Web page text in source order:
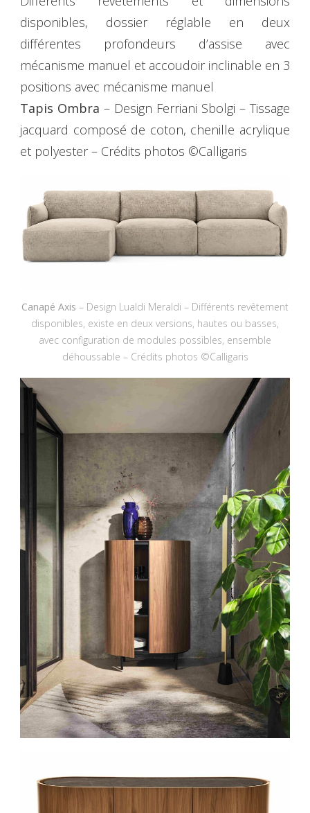
disponibles, dossier réglable en deux
différentes profondeurs d’assise avec
mécanisme manuel et accoudoir inclinable en 3
positions avec mécanisme manuel
Tapis Ombra – Design Ferriani Sbolgi – Tissage
jacquard composé de coton, chenille acrylique
et polyester – Crédits photos ©Calligaris
Canapé Axis – Design Lualdi Meraldi – Différents revêtement
disponibles, existe en deux versions, hautes ou basses,
avec configuration de modules possibles, ensemble
déhoussable – Crédits photos ©Calligaris